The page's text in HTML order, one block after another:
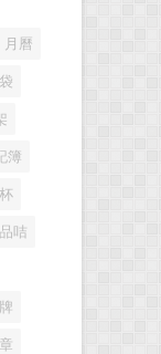
月曆
簿
咭